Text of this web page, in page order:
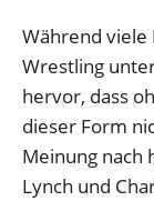
Während viele
Wrestling
hervor, dass
dieser Form
Meinung nach
Lynch und